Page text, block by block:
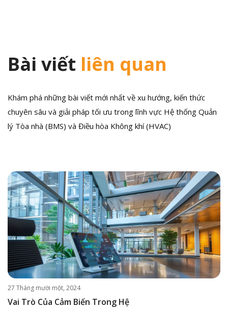
Bài viết liên quan
Khám phá những bài viết mới nhất về xu hướng, kiến thức
chuyên sâu và giải pháp tối ưu trong lĩnh vực Hệ thống Quản
lý Tòa nhà (BMS) và Điều hòa Không khí (HVAC)
27 Tháng mười một, 2024
Vai Trò Của Cảm Biến Trong Hệ